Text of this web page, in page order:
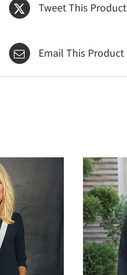
Tweet This Product
Email This Product